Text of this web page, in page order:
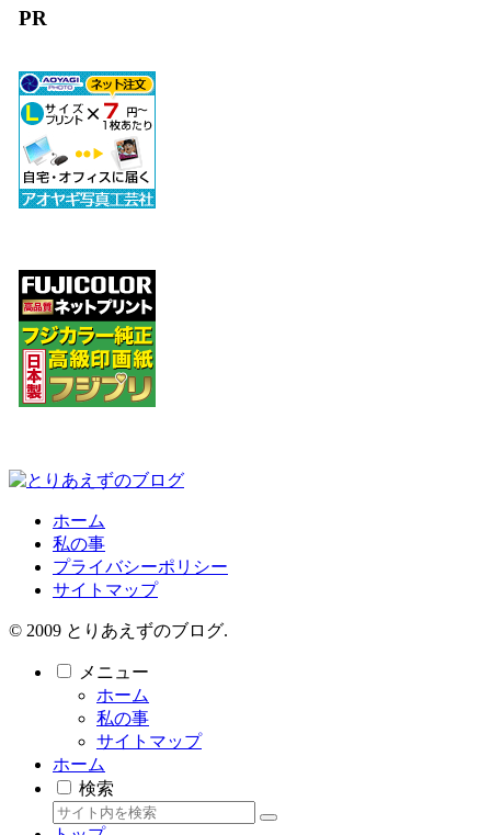
PR
ホーム
私の事
プライバシーポリシー
サイトマップ
© 2009 とりあえずのブログ.
メニュー
ホーム
私の事
サイトマップ
ホーム
検索